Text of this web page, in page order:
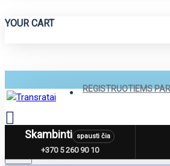
YOUR CART
REGISTRUOTIEMS
MenuSkambinti spausti čia
+370 5 260 90 10